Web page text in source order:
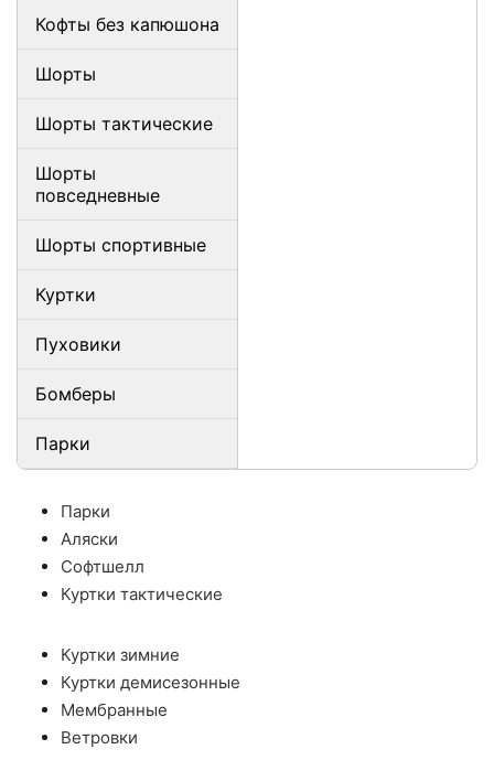
Кофты без капюшона
Шорты
Шорты тактические
Шорты
повседневные
Шорты спортивные
Куртки
Пуховики
Бомберы
Парки
Парки
Аляски
Софтшелл
Куртки тактические
Куртки зимние
Куртки демисезонные
Мембранные
Ветровки